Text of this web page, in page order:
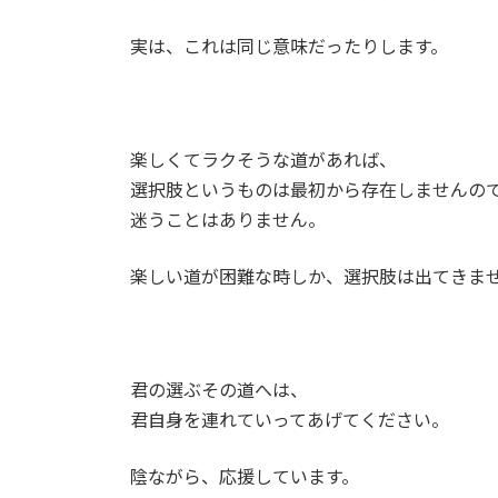
実は、これは同じ意味だったりします。
楽しくてラクそうな道があれば、
選択肢というものは最初から存在しませんので
迷うことはありません。
楽しい道が困難な時しか、選択肢は出てきま
君の選ぶその道へは、
君自身を連れていってあげてください。
陰ながら、応援しています。